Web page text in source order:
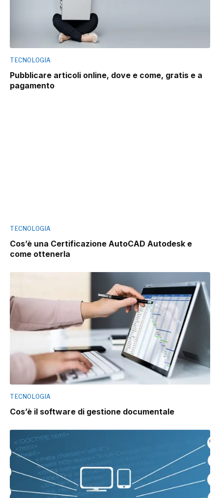
TECNOLOGIA
Pubblicare articoli online, dove e come, gratis e a
pagamento
TECNOLOGIA
Cos’è una Certificazione AutoCAD Autodesk e
come ottenerla
TECNOLOGIA
Cos’è il software di gestione documentale